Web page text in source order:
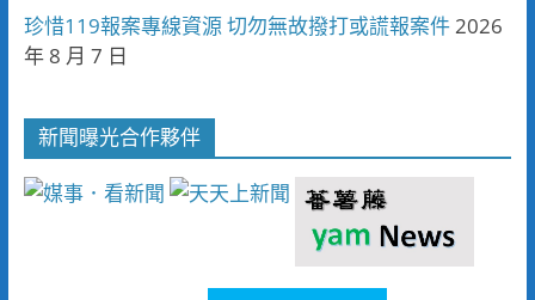
珍惜119報案專線資源 切勿無故撥打或謊報案件2026
年 8 月 7 日
新聞曝光合作夥伴